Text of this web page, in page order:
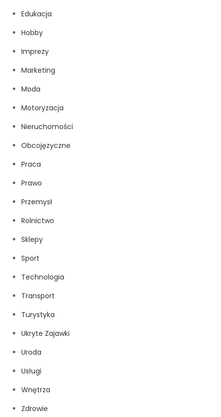
Edukacja
Hobby
Imprezy
Marketing
Moda
Motoryzacja
Nieruchomości
Obcojęzyczne
Praca
Prawo
Przemysł
Rolnictwo
Sklepy
Sport
Technologia
Transport
Turystyka
Ukryte Zajawki
Uroda
Usługi
Wnętrza
Zdrowie